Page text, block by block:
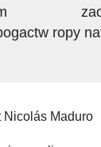
ropy
Nicolás Maduro